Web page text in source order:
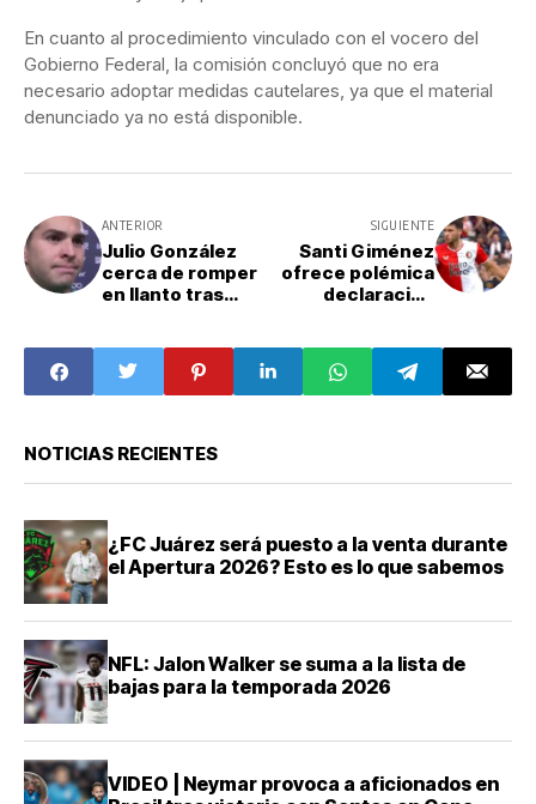
En cuanto al procedimiento vinculado con el vocero del
Gobierno Federal, la comisión concluyó que no era
necesario adoptar medidas cautelares, ya que el material
denunciado ya no está disponible.
ANTERIOR
Julio González
cerca de romper
en llanto tras
Mexicana
SIGUIENTE
Santi Giménez
ofrece polémica
declaración
Cruz Azul
NOTICIAS RECIENTES
¿FC Juárez será puesto a la venta durante
el Apertura 2026? Esto es lo que sabemos
NFL: Jalon Walker se suma a la lista de
bajas para la temporada 2026
VIDEO | Neymar provoca a aficionados en